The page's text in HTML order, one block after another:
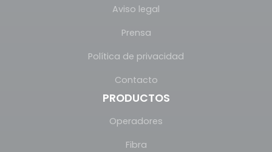
Aviso legal
Prensa
Política de privacidad
Contacto
PRODUCTOS
Operadores
Fibra